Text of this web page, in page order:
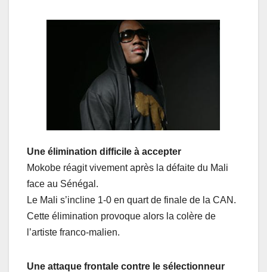
Une élimination difficile à accepter
Mokobe réagit vivement après la défaite du Mali
face au Sénégal.
Le Mali s’incline 1-0 en quart de finale de la CAN.
Cette élimination provoque alors la colère de
l’artiste franco-malien.
Une attaque frontale contre le sélectionneur